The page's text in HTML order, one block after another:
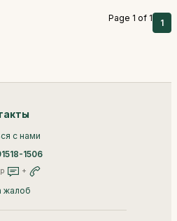
Page 1 of 1 1
с нами
1506
+
жалоб